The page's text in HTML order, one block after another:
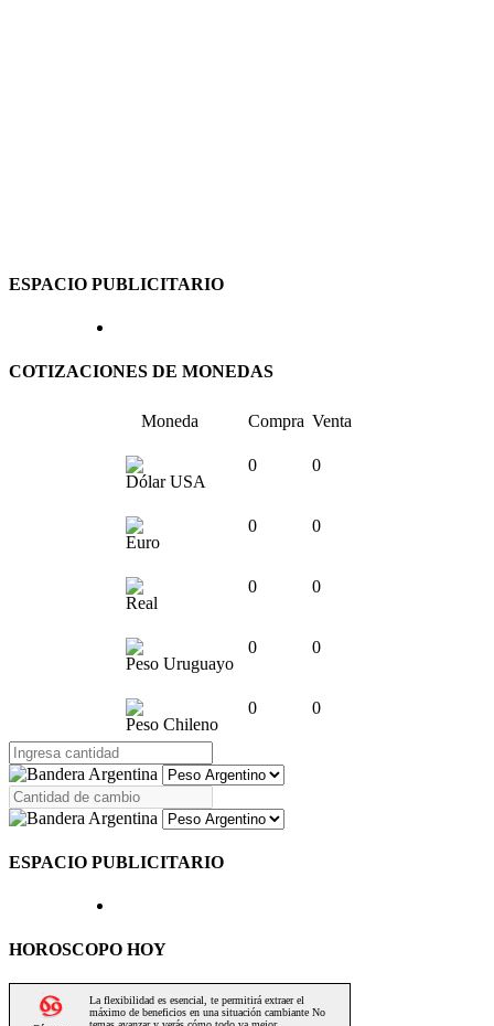
ESPACIO PUBLICITARIO
COTIZACIONES DE MONEDAS
Moneda Compra Venta
Dólar USA
0 0
Euro
0 0
Real
0 0
Peso Uruguayo
0 0
Peso Chileno
0 0
ESPACIO PUBLICITARIO
HOROSCOPO HOY